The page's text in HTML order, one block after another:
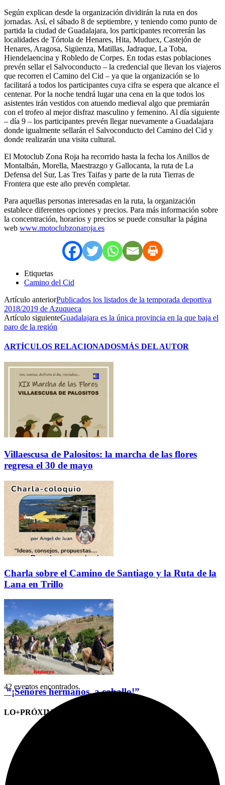
Según explican desde la organización dividirán la ruta en dos
jornadas. Así, el sábado 8 de septiembre, y teniendo como punto de
partida la ciudad de Guadalajara, los participantes recorrerán las
localidades de Tórtola de Henares, Hita, Muduex, Castejón de
Henares, Aragosa, Sigüenza, Matillas, Jadraque, La Toba,
Hiendelaencina y Robledo de Corpes. En todas estas poblaciones
prevén sellar el Salvoconducto – la credencial que llevan los viajeros
que recorren el Camino del Cid – ya que la organización se lo
facilitará a todos los participantes cuya cifra se espera que alcance el
centenar. Por la noche tendrá lugar una cena en la que todos los
asistentes irán vestidos con atuendo medieval algo que premiarán
con el trofeo al mejor disfraz masculino y femenino. Al día siguiente
– día 9 – los participantes prevén llegar nuevamente a Guadalajara
donde igualmente sellarán el Salvoconducto del Camino del Cid y
donde realizarán una visita cultural.
El Motoclub Zona Roja ha recorrido hasta la fecha los Anillos de
Montalbán, Morella, Maestrazgo y Gallocanta, la ruta de La
Defensa del Sur, Las Tres Taifas y parte de la ruta Tierras de
Frontera que este año prevén completar.
Para aquellas personas interesadas en la ruta, la organización
establece diferentes opciones y precios. Para más información sobre
la concentración, horarios y precios se puede consultar la página
web www.motoclubzonaroja.es
Etiquetas
Camino del Cid
Artículo anteriorPublicados los listados de la temporada deportiva
2018/2019 de Azuqueca
Artículo siguienteGuadalajara es la única provincia en la que baja el
paro de la región
ARTÍCULOS RELACIONADOSMÁS DEL AUTOR
Villaescusa de Palositos: la marcha de las flores
regresa el 30 de mayo
Charla sobre el Camino de Santiago y la Ruta de la
Lana en Trillo
“¡Señores hermanos, a caballo!”
LO+PRÓXIMO (CITAS)
42 eventos encontrados.